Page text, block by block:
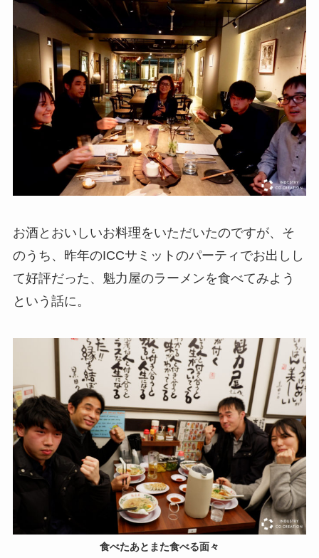
お酒とおいしいお料理をいただいたのですが、そ
のうち、昨年のICCサミットのパーティでお出しし
て好評だった、魁力屋のラーメンを食べてみよう
という話に。
食べたあとまた食べる面々